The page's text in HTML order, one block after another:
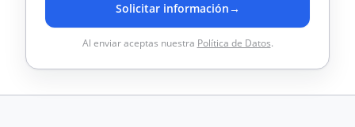
Solicitar información→
Al enviar aceptas nuestra Política de Datos.